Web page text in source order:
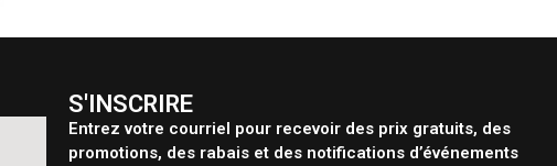
S'INSCRIRE
Entrez votre courriel pour recevoir des prix gratuits, des
promotions, des rabais et des notifications d’événements